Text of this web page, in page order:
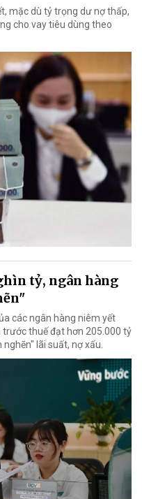
mặc dù tỷ trọng dư nợ thấp,
cho vay tiêu dùng theo
tỷ, ngân hàng
các ngân hàng niêm yết
thuế đạt hơn 205.000 tỷ
lãi suất, nợ xấu.